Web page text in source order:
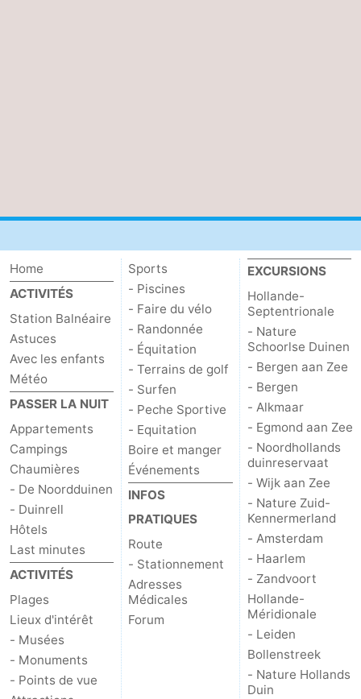
Home
ACTIVITÉS
Station Balnéaire
Astuces
Avec les enfants
Météo
PASSER LA NUIT
Appartements
Campings
Chaumières
- De Noordduinen
- Duinrell
Hôtels
Last minutes
ACTIVITÉS
Plages
Lieux d'intérêt
- Musées
- Monuments
- Points de vue
Sports
- Piscines
- Faire du vélo
- Randonnée
- Équitation
- Terrains de golf
- Surfen
- Peche Sportive
- Equitation
Boire et manger
Événements
INFOS
PRATIQUES
Route
- Stationnement
Adresses
Médicales
Forum
EXCURSIONS
Hollande-
Septentrionale
- Nature
Schoorlse Duinen
- Bergen aan Zee
- Bergen
- Alkmaar
- Egmond aan Zee
- Noordhollands
duinreservaat
- Wijk aan Zee
- Nature Zuid-
Kennermerland
- Amsterdam
- Haarlem
- Zandvoort
Hollande-
Méridionale
- Leiden
Bollenstreek
- Nature Hollands
Duin